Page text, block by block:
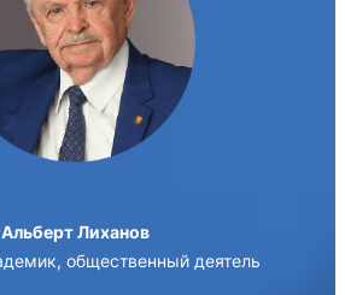
Альберт Лиханов
общественный деятель